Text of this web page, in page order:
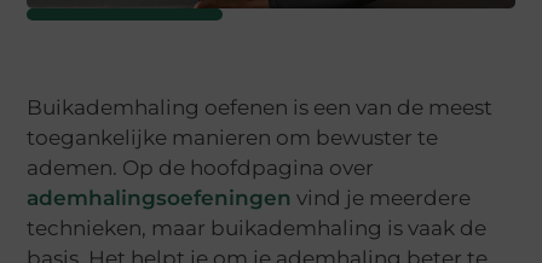
Buikademhaling oefenen is een van de meest
toegankelijke manieren om bewuster te
ademen. Op de hoofdpagina over
ademhalingsoefeningen vind je meerdere
technieken, maar buikademhaling is vaak de